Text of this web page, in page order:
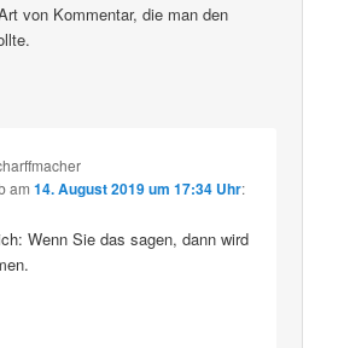
von Kommentar, die man den
am14. August 2019 um 17:34 Uhr:
Wenn Sie das sagen, dann wird